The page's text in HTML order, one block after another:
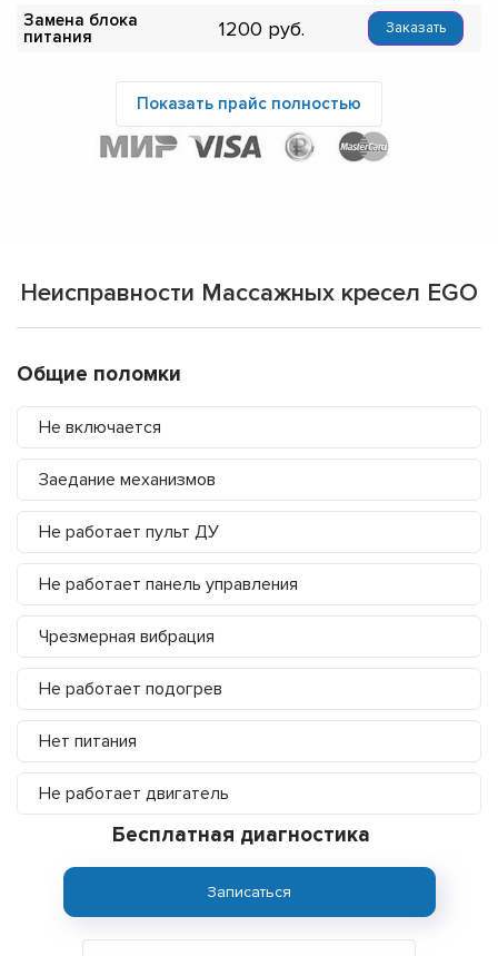
Замена блока
питания
1200 Заказать
Показать прайс полностью
Неисправности Массажных кресел EGO
Общие поломки
Не включается
Заедание механизмов
Не работает пульт ДУ
Не работает панель управления
Чрезмерная вибрация
Не работает подогрев
Нет питания
Не работает двигатель
Бесплатная диагностика
Записаться